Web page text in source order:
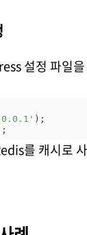
설정 파일
를 캐시로